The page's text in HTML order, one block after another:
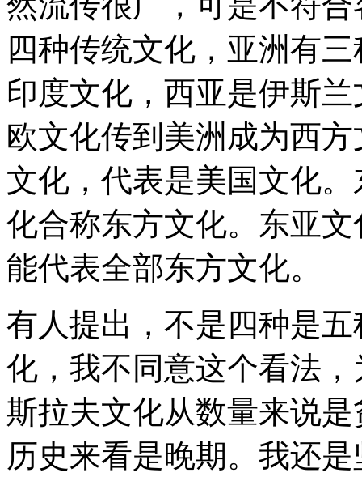
四种传统文化，亚洲有
印度文化，西亚是伊斯
欧文化传到美洲成为西
文化，代表是美国文化
化合称东方文化。东亚
能代表全部东方文化。
有人提出，不是四种是
化，我不同意这个看法
斯拉夫文化从数量来说
历史来看是晚期。我还